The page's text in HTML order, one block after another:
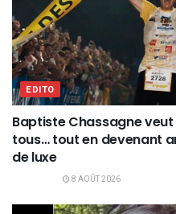
EDITO
Baptiste Chassagne
tous… tout en devenant
de luxe
8 AOÛT 2026